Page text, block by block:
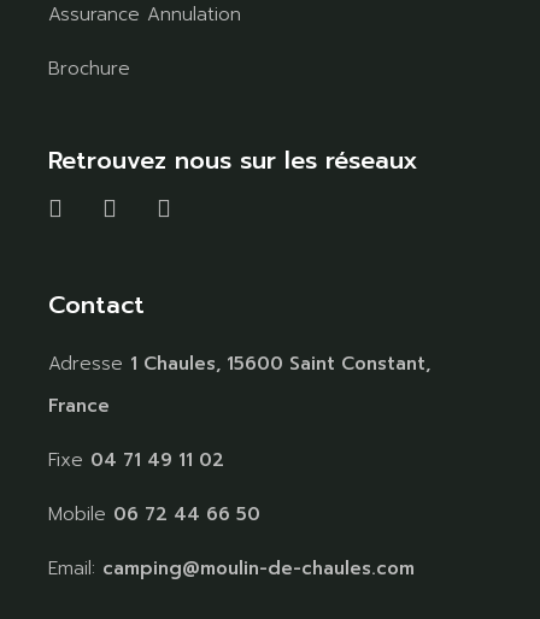
Assurance Annulation
Brochure
Retrouvez nous sur les réseaux
Contact
Adresse 1 Chaules, 15600 Saint Constant,
France
Fixe 04 71 49 11 02
Mobile 06 72 44 66 50
Email: camping@moulin-de-chaules.com